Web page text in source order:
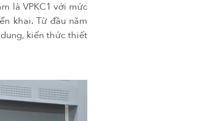
là VPKC1 với mức
khai. Từ đầu năm
kiến thức thiết